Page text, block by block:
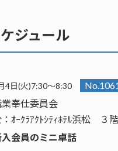
ジュール
4日(火)7:30～8:30
奉仕委員会
ｵｰｸﾗｱｸﾄｼﾃｨﾎﾃﾙ浜松 ３
会員のミニ卓話